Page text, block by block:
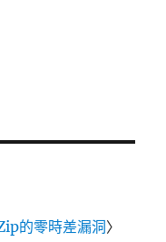
的零時差漏洞〉